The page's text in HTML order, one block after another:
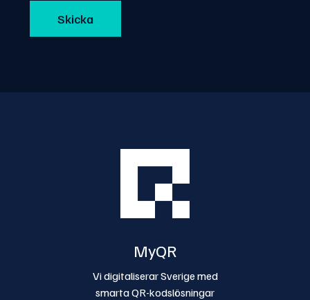
MyQR
Vi digitaliserar Sverige med
smarta QR-kodslösningar